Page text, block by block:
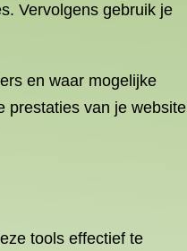
Vervolgens gebruik je
en waar mogelijke
prestaties van je website
tools effectief te